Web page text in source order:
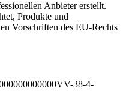
Anbieter erstellt.
Produkte und
Vorschriften des EU-Rechts
38-4-